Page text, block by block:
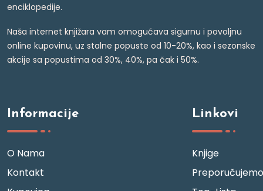
enciklopedije.
Naša internet knjižara vam omogućava sigurnu i povoljnu
online kupovinu, uz stalne popuste od 10-20%, kao i sezonske
akcije sa popustima od 30%, 40%, pa čak i 50%.
Informacije
O Nama
Kontakt
Linkovi
Knjige
Preporučujemo